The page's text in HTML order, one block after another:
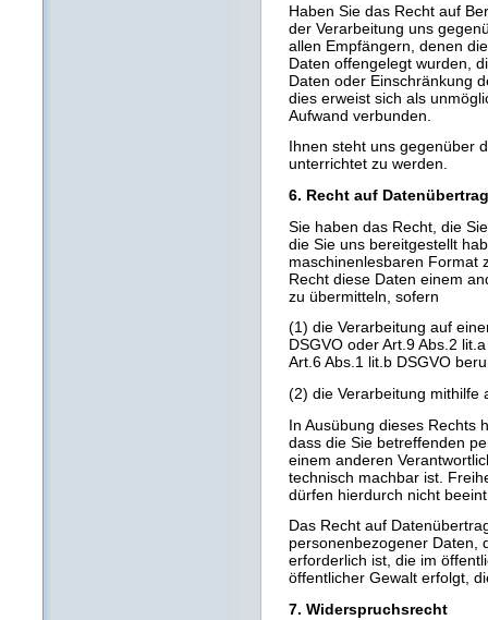
Haben Sie das Recht auf
der Verarbeitung uns
allen Empfängern, denen
Daten offengelegt wurden,
Daten oder Einschränkung
dies erweist sich als
Aufwand verbunden.
Ihnen steht uns gegenüber
unterrichtet zu werden.
6. Recht auf
Sie haben das Recht, die
die Sie uns bereitgestellt
maschinenlesbaren Format
Recht diese Daten einem
zu übermitteln, sofern
(1) die Verarbeitung auf
DSGVO oder Art.9 Abs.2
Art.6 Abs.1 lit.b DSGVO
(2) die Verarbeitung mithilfe
In Ausübung dieses Rechts
dass die Sie betreffenden
einem anderen
technisch machbar ist.
dürfen hierdurch nicht
Das Recht auf
personenbezogener Daten,
erforderlich ist, die im
öffentlicher Gewalt erfolgt,
7. Widerspruchsrecht